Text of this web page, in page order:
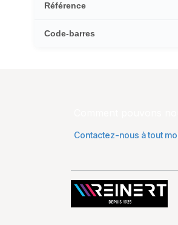
Référence
Code-barres
Comment pouvons
Contactez-nous à tout